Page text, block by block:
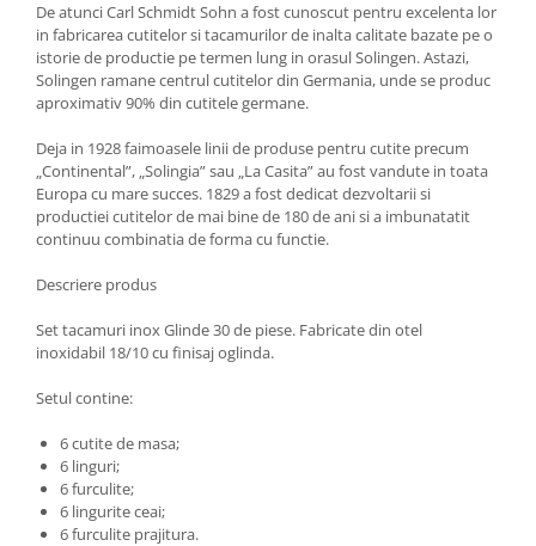
Lumanari tort
Ornare, insiropare si decorare
prajituri
Portionatoare si feliatoare
Raclete patiserie
Suporturi prajituri
Tavi detasabile
Ustensile antiaderente
Ustensile de masura
De atunci Carl Schmidt Sohn a fost cunoscut pentru excelenta lor
in fabricarea cutitelor si tacamurilor de inalta calitate bazate pe o
istorie de productie pe termen lung in orasul Solingen. Astazi,
Solingen ramane centrul cutitelor din Germania, unde se produc
aproximativ 90% din cutitele germane.
Deja in 1928 faimoasele linii de produse pentru cutite precum
„Continental”, „Solingia” sau „La Casita” au fost vandute in toata
Europa cu mare succes. 1829 a fost dedicat dezvoltarii si
productiei cutitelor de mai bine de 180 de ani si a imbunatatit
continuu combinatia de forma cu functie.
Descriere produs
Set tacamuri inox Glinde 30 de piese. Fabricate din otel
inoxidabil 18/10 cu finisaj oglinda.
Setul contine:
6 cutite de masa;
6 linguri;
6 furculite;
6 lingurite ceai;
6 furculite prajitura.